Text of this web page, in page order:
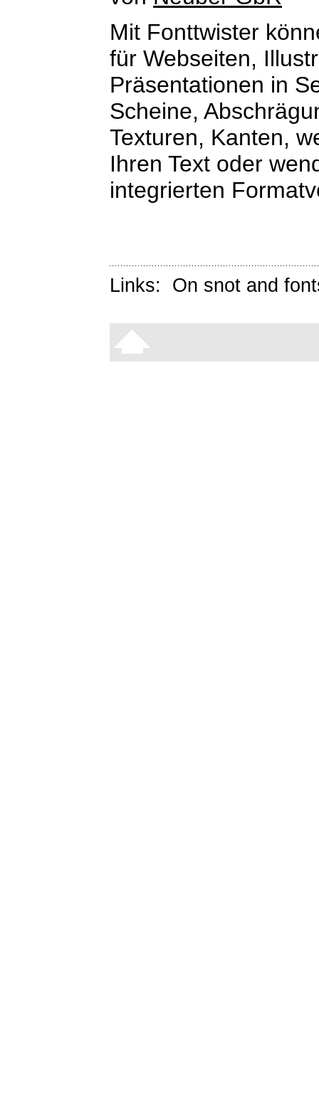
Mit Fonttwister
für Webseiten,
Präsentationen in
Scheine,
Texturen, Kanten,
Ihren Text oder
integrierten
Links: On snot and